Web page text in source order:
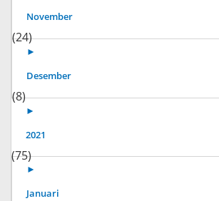
November
(24)
►
Desember
(8)
►
2021
(75)
►
Januari